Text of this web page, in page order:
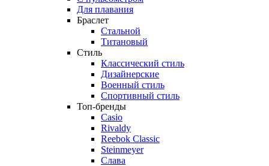
Для плавания
Браслет
Стальной
Титановый
Стиль
Классический стиль
Дизайнерские
Военный стиль
Спортивный стиль
Топ-бренды
Casio
Rivaldy
Reebok Classic
Steinmeyer
Слава